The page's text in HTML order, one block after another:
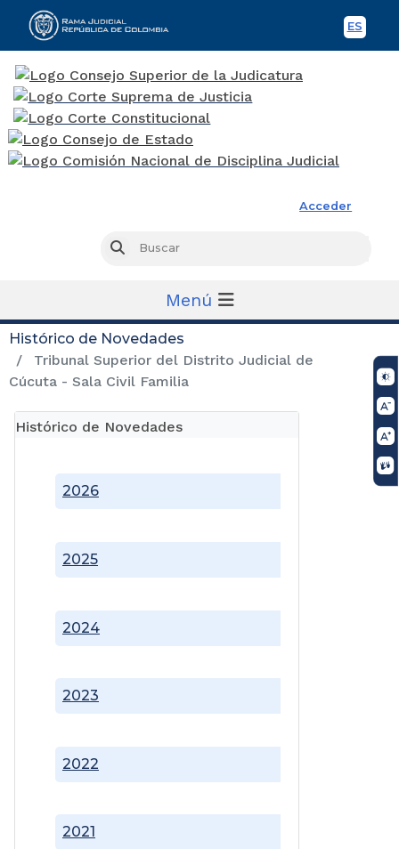
ES
Acceder
Buscar
Menú
Histórico de Novedades
Tribunal Superior del Distrito Judicial de
Cúcuta - Sala Civil Familia
Histórico de Novedades
2021
2022
2023
2024
2025
2026